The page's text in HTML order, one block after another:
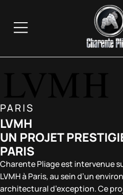
PARIS
LVMH
UN PROJET
PARIS
Charente Pliage est intervenue
LVMH à Paris, au sein d’un
architectural d’exception. Ce